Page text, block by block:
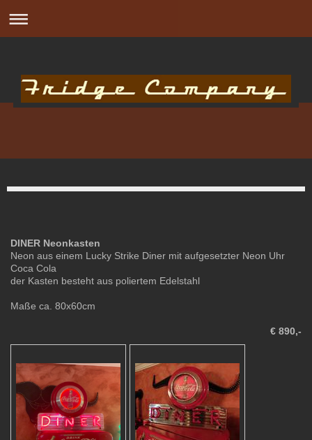
DINER Neonkasten
Neon aus einem Lucky Strike Diner mit aufgesetzter Neon Uhr
Coca Cola
der Kasten besteht aus poliertem Edelstahl
Maße ca. 80x60cm
€ 890,-